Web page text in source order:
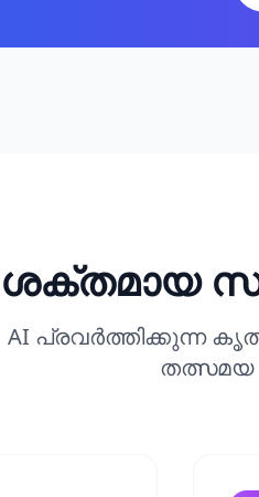
ശക്തമായ
AI പ്രവർത്തിക്കുന്ന
തത്സമയ